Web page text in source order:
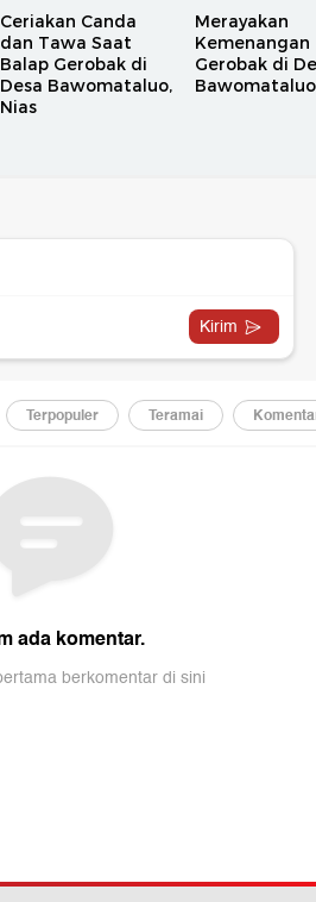
Ceriakan Canda
dan Tawa Saat
Balap Gerobak di
Desa Bawomataluo,
Nias
Merayakan
Kemenangan
Gerobak di